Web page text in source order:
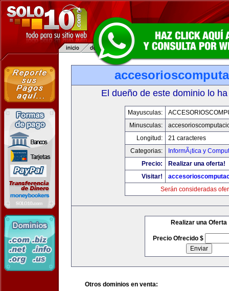
El dueño de este dominio lo
Mayusculas:
Minusculas:
Longitud:
21 caracteres
Categorias:
InformÃ¡tica y
Precio:
Realizar una oferta!
Visitar!
Serán consideradas
Realizar una Oferta
Precio Ofrecido $
Otros dominios en venta: